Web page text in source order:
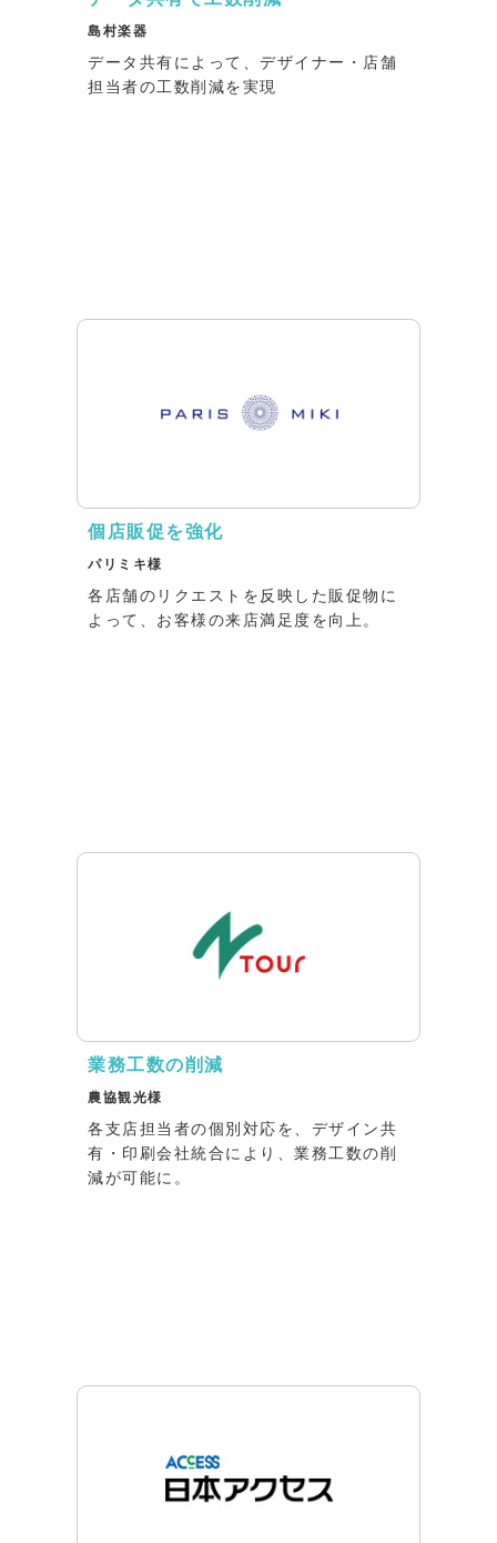
島村楽器
データ共有によって、デザイナー・店舗
担当者の工数削減を実現
個店販促を強化
パリミキ様
各店舗のリクエストを反映した販促物に
よって、お客様の来店満足度を向上。
業務工数の削減
農協観光様
各支店担当者の個別対応を、デザイン共
有・印刷会社統合により、業務工数の削
減が可能に。